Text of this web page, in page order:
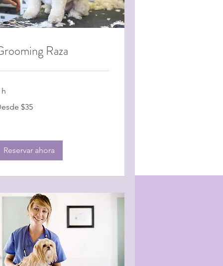
Raza
h
$35
Reservar ahora